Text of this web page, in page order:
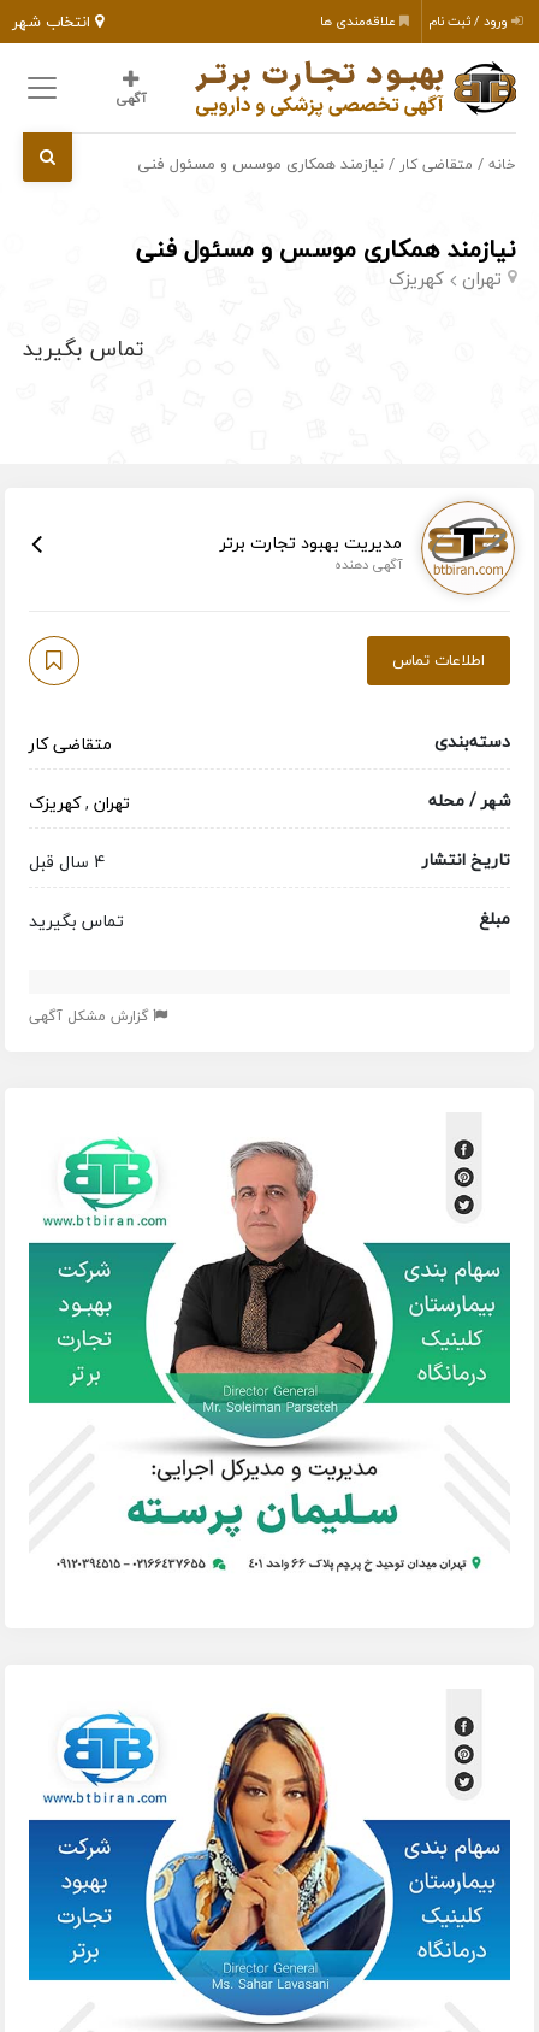
انتخاب شهر ورود / ثبت نام علاقه‌مندی ها
آگهی
خانه / متقاضی کار / نیازمند همکاری موسس و مسئول فنی
نیازمند همکاری موسس و مسئول فنی
تهران کهریزک
تماس بگیرید
مدیریت بهبود تجارت برتر
آگهی دهنده
اطلاعات تماس
دسته‌بندی
متقاضی کار
شهر / محله
تهران,کهریزک
تاریخ انتشار
4 سال قبل
مبلغ
تماس بگیرید
گزارش مشکل آگهی